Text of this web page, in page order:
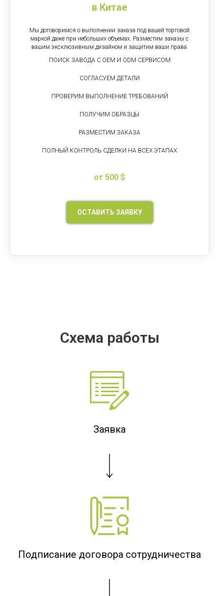
в Китае
Мы договоримся о выполнении заказа под вашей торговой
маркой даже при небольших объемах. Разместим заказы с
вашим эксклюзивным дизайном и защитим ваши права.
ПОИСК ЗАВОДА С OEM И ODM СЕРВИСОМ
СОГЛАСУЕМ ДЕТАЛИ
ПРОВЕРИМ ВЫПОЛНЕНИЕ ТРЕБОВАНИЙ
ПОЛУЧИМ ОБРАЗЦЫ
РАЗМЕСТИМ ЗАКАЗА
ПОЛНЫЙ КОНТРОЛЬ СДЕЛКИ НА ВСЕХ ЭТАПАХ
от 500 $
ОСТАВИТЬ ЗАЯВКУ
Схема работы
Заявка
Подписание договора сотрудничества